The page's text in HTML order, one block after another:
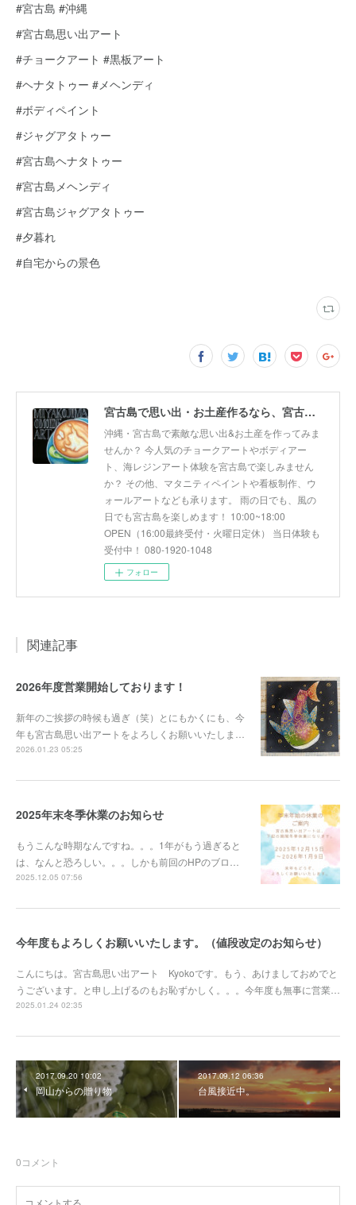
#宮古島 #沖縄
#宮古島思い出アート
#チョークアート #黒板アート
#ヘナタトゥー #メヘンディ
#ボディペイント
#ジャグアタトゥー
#宮古島ヘナタトゥー
#宮古島メヘンディ
#宮古島ジャグアタトゥー
#夕暮れ
#自宅からの景色
宮古島で思い出・お土産作るなら、宮古島思い出アート。人気のボディアートやチョークアート、海レジンアート体験が楽しめます！
沖縄・宮古島で素敵な思い出&お土産を作ってみま
せんか？ 今人気のチョークアートやボディアー
ト、海レジンアート体験を宮古島で楽しみません
か？ その他、マタニティペイントや看板制作、ウ
ォールアートなども承ります。 雨の日でも、風の
日でも宮古島を楽しめます！ 10:00~18:00
OPEN（16:00最終受付・火曜日定休） 当日体験も
受付中！ 080-1920-1048
フォロー
関連記事
2026年度営業開始しております！
新年のご挨拶の時候も過ぎ（笑）とにもかくにも、今
年も宮古島思い出アートをよろしくお願いいたしま…
2026.01.23 05:25
2025年末冬季休業のお知らせ
もうこんな時期なんですね。。。1年がもう過ぎると
は、なんと恐ろしい。。。しかも前回のHPのブロ…
2025.12.05 07:56
今年度もよろしくお願いいたします。（値段改定のお知らせ）
こんにちは。宮古島思い出アート Kyokoです。もう、あけましておめでと
うございます。と申し上げるのもお恥ずかしく。。。今年度も無事に営業…
2025.01.24 02:35
2017.09.20 10:02
岡山からの贈り物
2017.09.12 06:36
台風接近中。
0コメント